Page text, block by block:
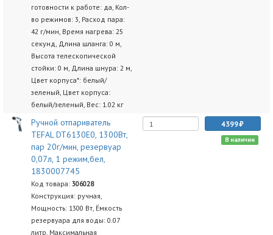
готовности к работе: да, Кол-
во режимов: 3, Расход пара:
42 г/мин, Время нагрева: 25
секунд, Длина шланга: 0 м,
Высота телескопической
стойки: 0 м, Длина шнура: 2 м,
Цвет корпуса*: белый/
зеленый, Цвет корпуса:
белый/зеленый, Вес: 1.02 кг
Ручной отпариватель
TEFAL DT6130E0, 1300Вт,
пар 20г/мин, резервуар
0,07л, 1 режим,бел,
1830007745
Код товара: 306028
Конструкция: ручная,
Мощность: 1300 Вт, Ёмкость
резервуара для воды: 0.07
литр, Максимальная
4399
В наличии